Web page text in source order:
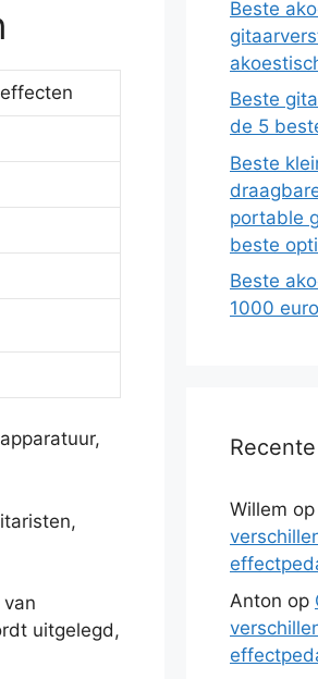
uitgelegd,
Beste
Beste
de 5
Beste
portable
beste
Beste
1000
Willem op
Anton op